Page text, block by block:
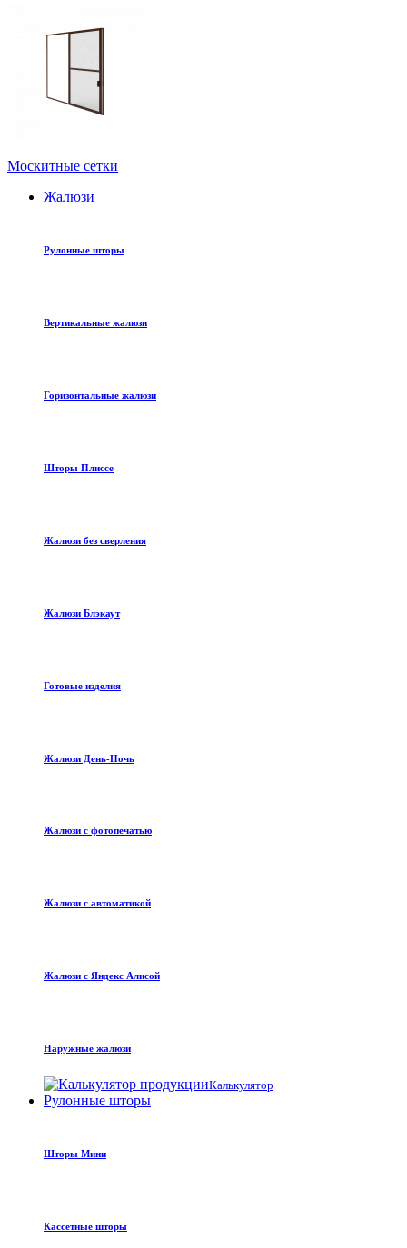
Москитные сетки
Жалюзи
Рулонные шторы
Вертикальные жалюзи
Горизонтальные жалюзи
Шторы Плиссе
Жалюзи без сверления
Жалюзи Блэкаут
Готовые изделия
Жалюзи День-Ночь
Жалюзи с фотопечатью
Жалюзи с автоматикой
Жалюзи с Яндекс Алисой
Наружные жалюзи
Калькулятор
Рулонные шторы
Шторы Мини
Кассетные шторы